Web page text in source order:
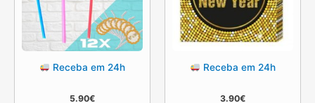
Receba em 24h
5.90€
Receba em 24h
3.90€